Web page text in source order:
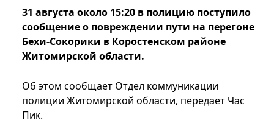
31 августа около 15:20 в полицию поступило
сообщение о повреждении пути на перегоне
Бехи-Сокорики в Коростенском районе
Житомирской области.
Об этом сообщает Отдел коммуникации
полиции Житомирской области, передает Час
Пик.